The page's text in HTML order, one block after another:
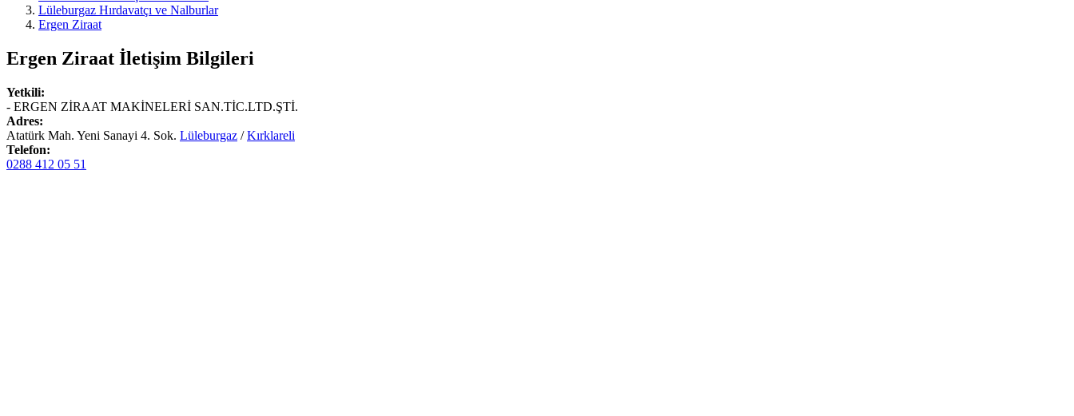
Lüleburgaz Hırdavatçı ve Nalburlar
Ergen Ziraat
Ergen Ziraat İletişim Bilgileri
Yetkili:
- ERGEN ZİRAAT MAKİNELERİ SAN.TİC.LTD.ŞTİ.
Adres:
Atatürk Mah. Yeni Sanayi 4. Sok. Lüleburgaz /Kırklareli
Telefon:
0288 412 05 51